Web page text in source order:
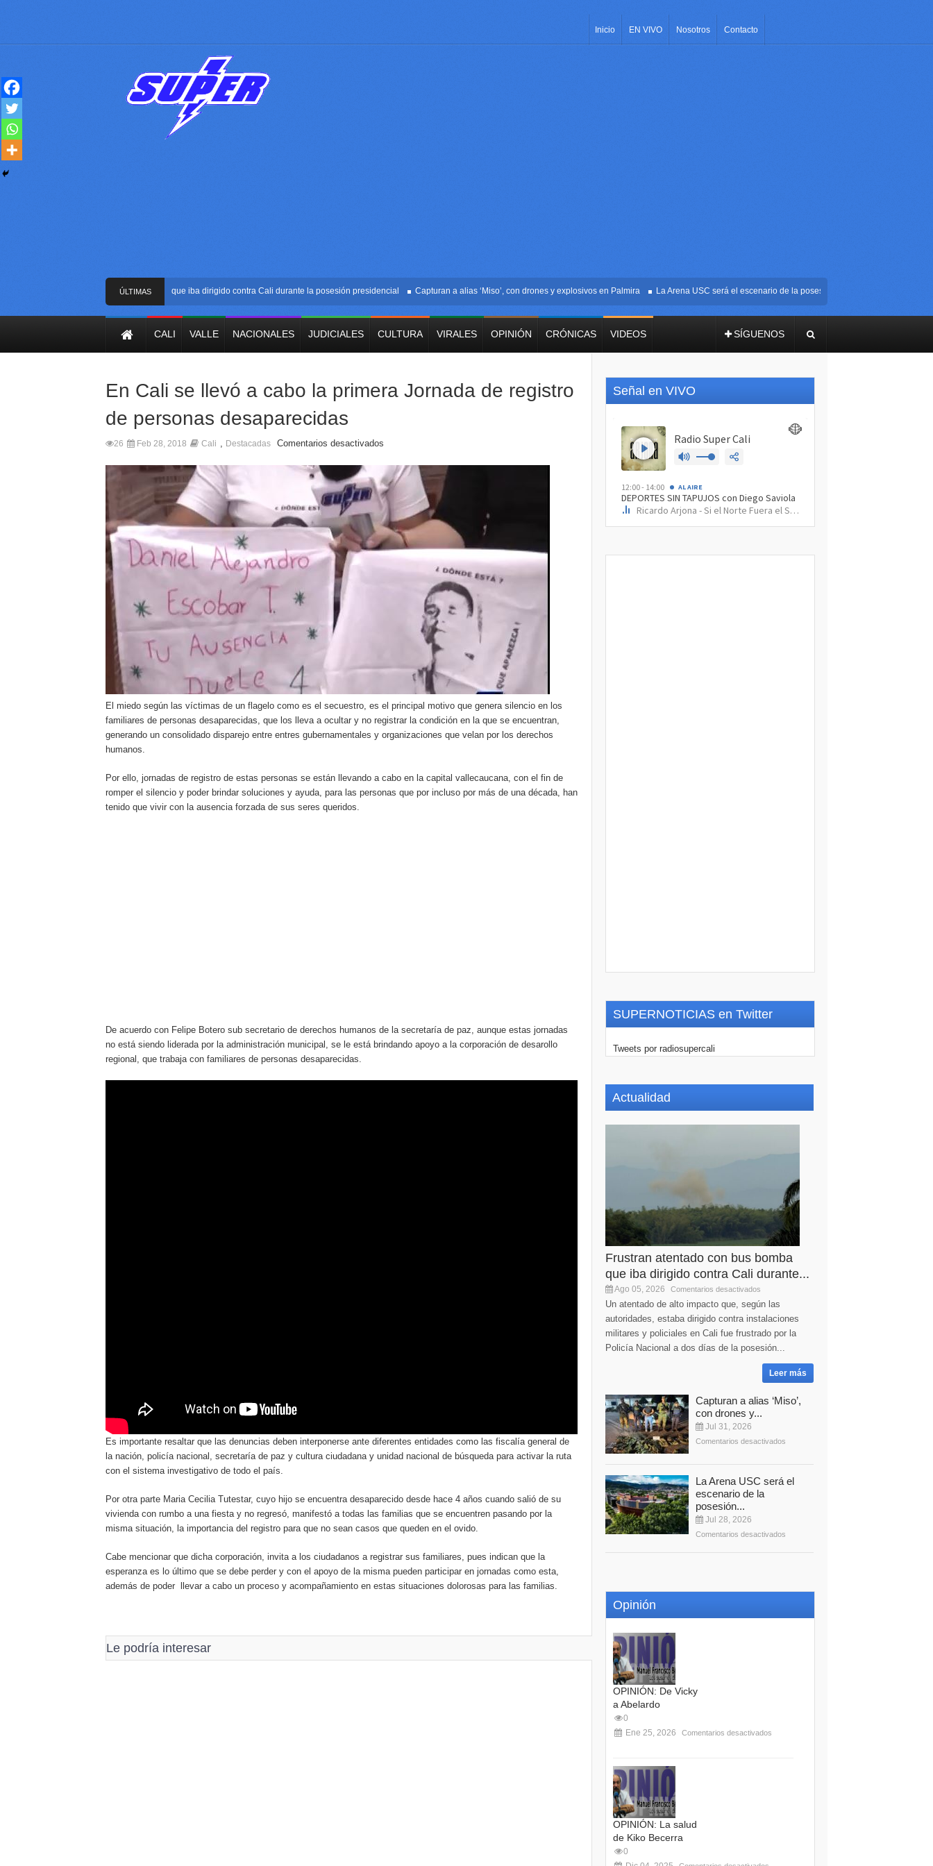
Inicio EN VIVO Nosotros Contacto
ÚLTIMAS
NOTICIAS
Frustran atentado con bus bomba que iba dirigido contra Cali durante la posesión presidencial Capturan a alias ‘Miso’, con drones y explosivos en Palmira La Arena USC será el escenario de la posesión presidencial de Abelardo de
CALI VALLE NACIONALES JUDICIALES CULTURA VIRALES OPINIÓN CRÓNICAS VIDEOS SÍGUENOS
En Cali se llevó a cabo la primera Jornada de registro
de personas desaparecidas
26 Feb 28, 2018 Cali , Destacadas Comentarios desactivados
El miedo según las víctimas de un flagelo como es el secuestro, es el principal motivo que genera silencio en los
familiares de personas desaparecidas, que los lleva a ocultar y no registrar la condición en la que se encuentran,
generando un consolidado disparejo entre entres gubernamentales y organizaciones que velan por los derechos
humanos.
Por ello, jornadas de registro de estas personas se están llevando a cabo en la capital vallecaucana, con el fin de
romper el silencio y poder brindar soluciones y ayuda, para las personas que por incluso por más de una década, han
tenido que vivir con la ausencia forzada de sus seres queridos.
De acuerdo con Felipe Botero sub secretario de derechos humanos de la secretaría de paz, aunque estas jornadas
no está siendo liderada por la administración municipal, se le está brindando apoyo a la corporación de desarollo
regional, que trabaja con familiares de personas desaparecidas.
Es importante resaltar que las denuncias deben interponerse ante diferentes entidades como las fiscalía general de
la nación, policía nacional, secretaría de paz y cultura ciudadana y unidad nacional de búsqueda para activar la ruta
con el sistema investigativo de todo el país.
Por otra parte Maria Cecilia Tutestar, cuyo hijo se encuentra desaparecido desde hace 4 años cuando salió de su
vivienda con rumbo a una fiesta y no regresó, manifestó a todas las familias que se encuentren pasando por la
misma situación, la importancia del registro para que no sean casos que queden en el ovido.
Cabe mencionar que dicha corporación, invita a los ciudadanos a registrar sus familiares, pues indican que la
esperanza es lo último que se debe perder y con el apoyo de la misma pueden participar en jornadas como esta,
además de poder llevar a cabo un proceso y acompañamiento en estas situaciones dolorosas para las familias.
Le podría interesar
Señal en VIVO
SUPERNOTICIAS en Twitter
Tweets por radiosupercali
Actualidad
Frustran atentado con bus bomba
que iba dirigido contra Cali durante...
Ago 05, 2026 Comentarios desactivados
Un atentado de alto impacto que, según las
autoridades, estaba dirigido contra instalaciones
militares y policiales en Cali fue frustrado por la
Policía Nacional a dos días de la posesión...
Leer más
Capturan a alias ‘Miso’,
con drones y...
Jul 31, 2026
Comentarios desactivados
La Arena USC será el
escenario de la
posesión...
Jul 28, 2026
Comentarios desactivados
Opinión
OPINIÓN: De Vicky
a Abelardo
0
Ene 25, 2026
Comentarios desactivados
OPINIÓN: La salud
de Kiko Becerra
0